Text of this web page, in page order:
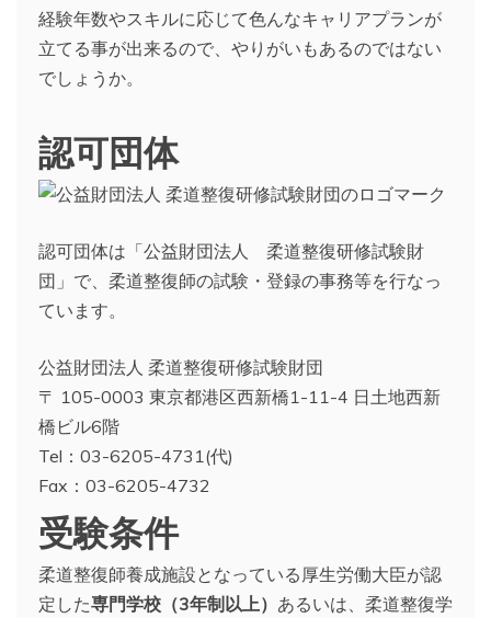
経験年数やスキルに応じて色んなキャリアプランが
立てる事が出来るので、やりがいもあるのではない
でしょうか。
認可団体
認可団体は「公益財団法人 柔道整復研修試験財
団」で、柔道整復師の試験・登録の事務等を行なっ
ています。
公益財団法人 柔道整復研修試験財団
〒 105-0003 東京都港区西新橋1-11-4 日土地西新
橋ビル6階
Tel：03-6205-4731(代)
Fax：03-6205-4732
受験条件
柔道整復師養成施設となっている厚生労働大臣が認
定した専門学校（3年制以上） あるいは、柔道整復学